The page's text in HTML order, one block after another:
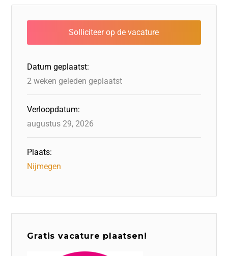
e
b
o
o
k
e
dI
n
er o
d
o
a
d
s
s
A
p
l
Datum geplaatst:
2 weken geleden geplaatst
Verloopdatum:
augustus 29, 2026
Plaats:
Nijmegen
Gratis vacature plaatsen!